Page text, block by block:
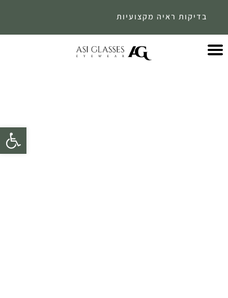
מזמינים אותך לחנות - לחווית שירות אישית